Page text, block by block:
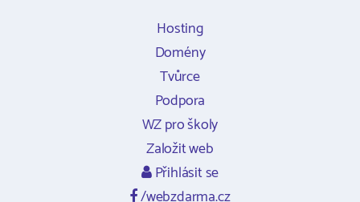
Hosting
Domény
Tvůrce
Podpora
WZ pro školy
Založit web
Přihlásit se
/webzdarma.cz